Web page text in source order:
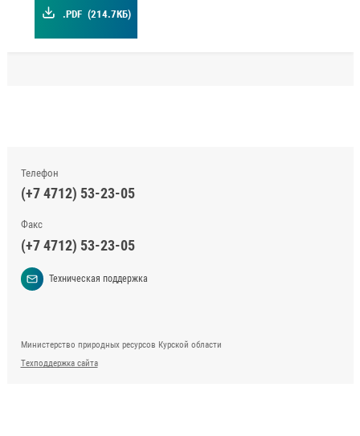
.PDF (214.7КБ)
Телефон
(+7 4712) 53-23-05
Факс
(+7 4712) 53-23-05
Техническая поддержка
Министерство природных ресурсов Курской области
Техподдержка сайта